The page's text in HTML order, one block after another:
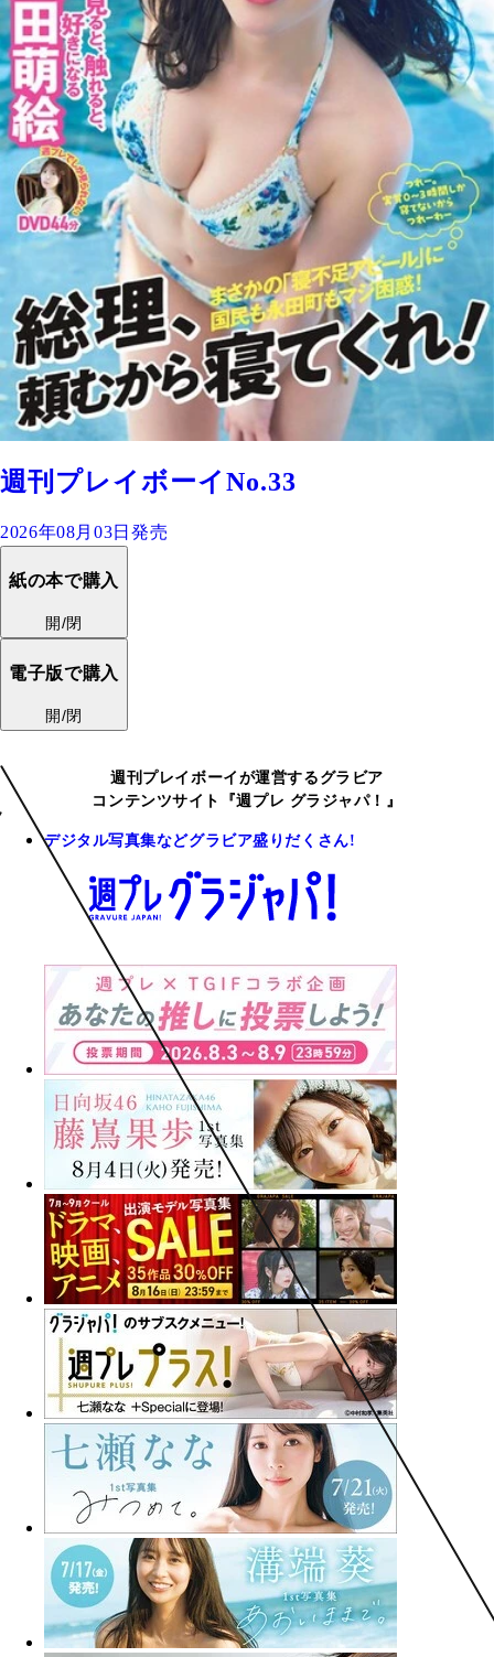
週刊プレイボーイNo.33
2026年08月03日発売
紙の本で購入
開/閉
電子版で購入
開/閉
週刊プレイボーイが運営するグラビア
コンテンツサイト『週プレ グラジャパ！』
デジタル写真集などグラビア盛りだくさん!